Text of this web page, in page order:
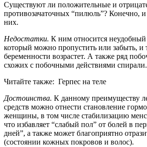
Существуют ли положительные и
противозачаточных “пилюль”? Конечно,
них.
Недостатки. К ним относится
который можно пропустить или забыть, и
беременности возрастет. А также ряд
схожих с побочными действиями спирали.
Читайте также: Герпес на теле
Достоинства. К данному преимуществу
средств можно отнести становление
женщины, в том числе стабилизацию
что избавляет “слабый пол” от болей в
дней”, а также может благоприятно
(состоянии кожных покровов и волос).